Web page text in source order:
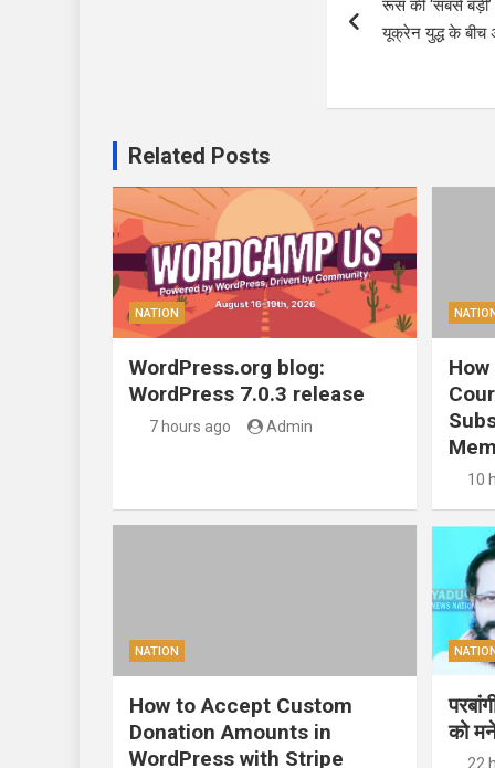
navigation
रूस की ‘सबसे बड़ी’
यूक्रेन युद्ध के बीच
Related Posts
NATION
WordPress.org blog:
WordPress 7.0.3 release
7 hours ago Admin
10
NATION
How to Accept Custom
Donation Amounts in
WordPress with Stripe
को
22